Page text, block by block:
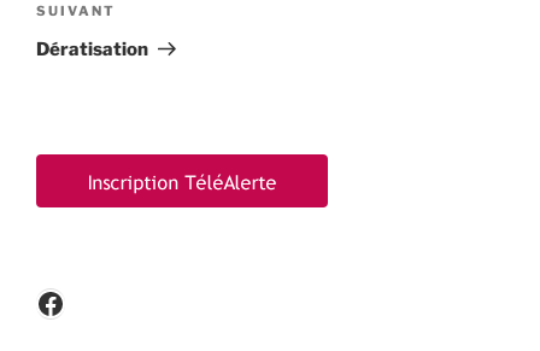
Article
suivant
SUIVANT
Dératisation
Facebook